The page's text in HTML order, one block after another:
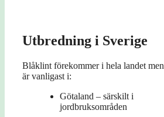
Utbredning i Sverige
Blåklint förekommer i hela landet men
är vanligast i:
Götaland – särskilt i
jordbruksområden